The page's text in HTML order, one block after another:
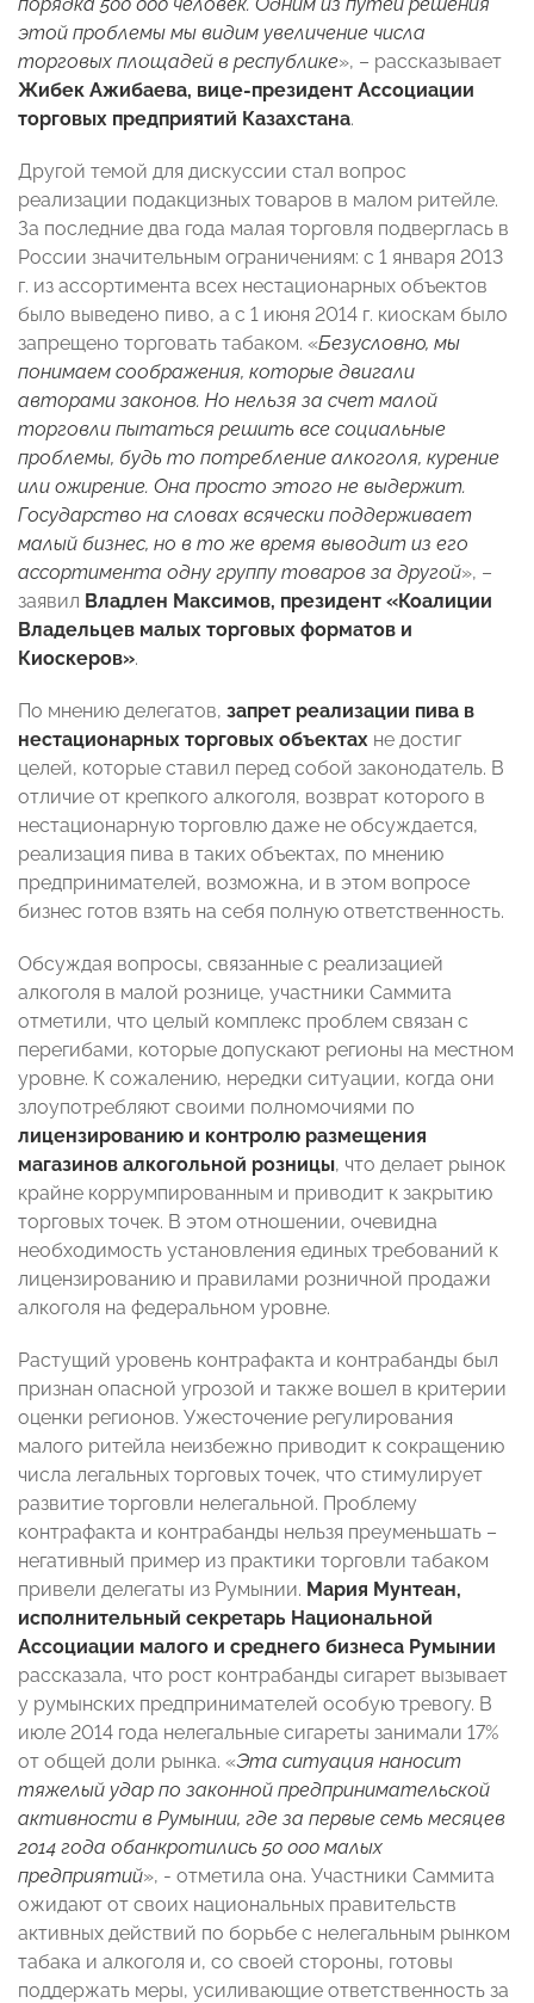
этой проблемы мы видим увеличение числа
торговых площадей в республике», – рассказывает
Жибек Ажибаева, вице-президент Ассоциации
торговых предприятий Казахстана.
Другой темой для дискуссии стал вопрос
реализации подакцизных товаров в малом ритейле.
За последние два года малая торговля подверглась в
России значительным ограничениям: с 1 января 2013
г. из ассортимента всех нестационарных объектов
было выведено пиво, а с 1 июня 2014 г. киоскам было
запрещено торговать табаком. «Безусловно, мы
понимаем соображения, которые двигали
авторами законов. Но нельзя за счет малой
торговли пытаться решить все социальные
проблемы, будь то потребление алкоголя, курение
или ожирение. Она просто этого не выдержит.
Государство на словах всячески поддерживает
малый бизнес, но в то же время выводит из его
ассортимента одну группу товаров за другой», –
заявил Владлен Максимов, президент «Коалиции
Владельцев малых торговых форматов и
Киоскеров».
По мнению делегатов, запрет реализации пива в
нестационарных торговых объектах не достиг
целей, которые ставил перед собой законодатель. В
отличие от крепкого алкоголя, возврат которого в
нестационарную торговлю даже не обсуждается,
реализация пива в таких объектах, по мнению
предпринимателей, возможна, и в этом вопросе
бизнес готов взять на себя полную ответственность.
Обсуждая вопросы, связанные с реализацией
алкоголя в малой рознице, участники Саммита
отметили, что целый комплекс проблем связан с
перегибами, которые допускают регионы на местном
уровне. К сожалению, нередки ситуации, когда они
злоупотребляют своими полномочиями по
лицензированию и контролю размещения
магазинов алкогольной розницы, что делает рынок
крайне коррумпированным и приводит к закрытию
торговых точек. В этом отношении, очевидна
необходимость установления единых требований к
лицензированию и правилами розничной продажи
алкоголя на федеральном уровне.
Растущий уровень контрафакта и контрабанды был
признан опасной угрозой и также вошел в критерии
оценки регионов. Ужесточение регулирования
малого ритейла неизбежно приводит к сокращению
числа легальных торговых точек, что стимулирует
развитие торговли нелегальной. Проблему
контрафакта и контрабанды нельзя преуменьшать –
негативный пример из практики торговли табаком
привели делегаты из Румынии. Мария Мунтеан,
исполнительный секретарь Национальной
Ассоциации малого и среднего бизнеса Румынии
рассказала, что рост контрабанды сигарет вызывает
у румынских предпринимателей особую тревогу. В
июле 2014 года нелегальные сигареты занимали 17%
от общей доли рынка. «Эта ситуация наносит
тяжелый удар по законной предпринимательской
активности в Румынии, где за первые семь месяцев
2014 года обанкротились 50 000 малых
предприятий», - отметила она. Участники Саммита
ожидают от своих национальных правительств
активных действий по борьбе с нелегальным рынком
табака и алкоголя и, со своей стороны, готовы
поддержать меры, усиливающие ответственность за